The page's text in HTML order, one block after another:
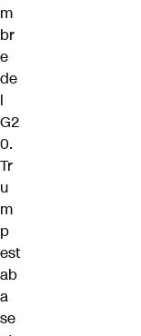
m
br
e
de
l
G2
0.
Tr
u
m
p
est
ab
a
se